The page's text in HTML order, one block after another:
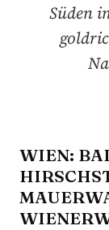
Süden
WIEN: